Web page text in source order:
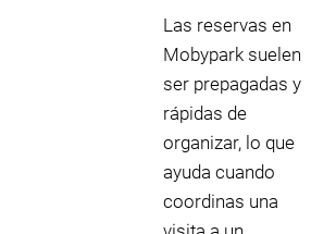
Las reservas en
Mobypark suelen
ser prepagadas y
rápidas de
organizar, lo que
ayuda cuando
coordinas una